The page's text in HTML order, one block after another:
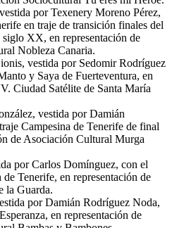
por Texenery Moreno Pérez,
en traje de transición finales del
XX, en representación de
Nobleza Canaria.
vestida por Sedomir Rodríguez
y Saya de Fuerteventura, en
Ciudad Satélite de Santa María
vestida por Damián
Campesina de Tenerife de final
de Asociación Cultural Murga
por Carlos Domínguez, con el
Tenerife, en representación de
la Guarda.
por Damián Rodríguez Noda,
en representación de